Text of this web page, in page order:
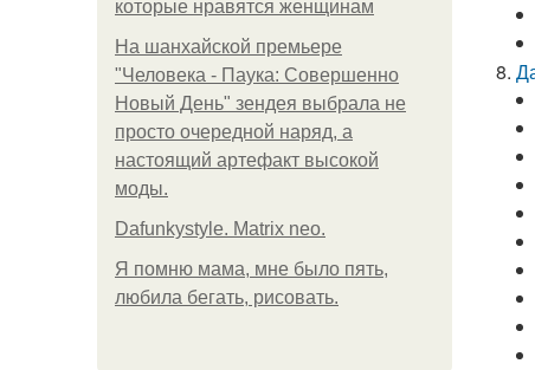
которые нравятся женщинам
На шанхайской премьере
"Человека - Паука: Совершенно
Новый День" зендея выбрала не
просто очередной наряд, а
настоящий артефакт высокой
моды.
Dafunkystyle. Matrix neo.
Я помню мама, мне было пять,
любила бегать, рисовать.